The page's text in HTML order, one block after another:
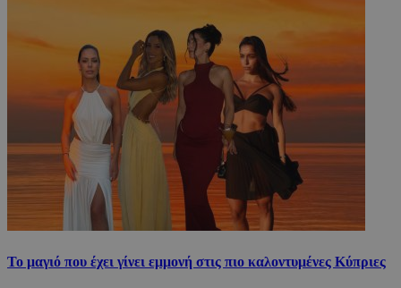
Το μαγιό που έχει γίνει εμμονή στις πιο καλοντυμένες Κύπριες